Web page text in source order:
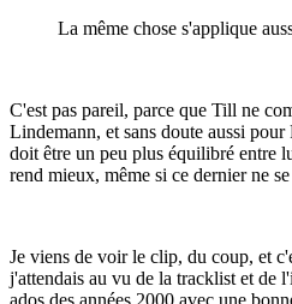
La même chose s'applique
C'est pas pareil, parce que Till ne
Lindemann, et sans doute aussi pour
doit être un peu plus équilibré entre
rend mieux, même si ce dernier ne
Je viens de voir le clip, du coup, et
j'attendais au vu de la tracklist et de